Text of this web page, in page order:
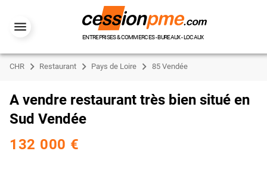
ENTREPRISES & COMMERCES - BUREAUX - LOCAUX
CHR Restaurant Pays de Loire 85 Vendée
A vendre restaurant très bien situé en
Sud Vendée
132 000 €